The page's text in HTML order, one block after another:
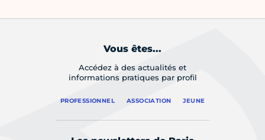
Vous êtes...
Accédez à des actualités et
informations pratiques par profil
PROFESSIONNEL ASSOCIATION JEUNE